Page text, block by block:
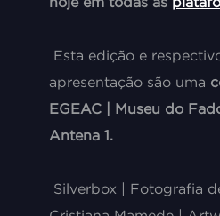
Esta edição e
apresentação são uma
EGEAC | Museu do
Antena 1.
Silverbox | Fotografia